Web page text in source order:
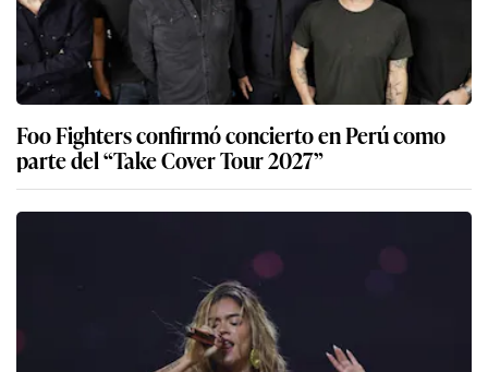
Foo Fighters confirmó concierto en Perú como
parte del “Take Cover Tour 2027”